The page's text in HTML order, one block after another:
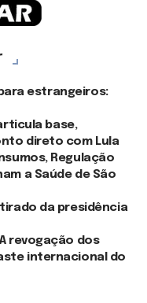
para estrangeiros:
base,
direto com Lula
Regulação
a Saúde de São
da presidência
A revogação dos
internacional do